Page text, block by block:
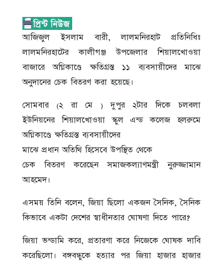
আজিজুল ইসলাম বারী, লালমনিরহাট প্রতিনিধিঃ
লালমনিরহাটের কালীগঞ্জ উপজেলার শিয়ালখোওয়া
বাজারে অগ্নিকাণ্ডে ক্ষতিগ্রস্ত ১১ ব্যবসায়ীদের মাঝে
অনুদানের চেক বিতরণ করা হয়েছে।
সোমবার (২ রা মে ) দুপুর ২টার দিকে চলবলা
ইউনিয়নের শিয়ালখোওয়া স্কুল এন্ড কলেজ হলরুমে
অগ্নিকাণ্ডে ক্ষতিগ্রস্ত ব্যবসায়ীদের
মাঝে প্রধান অতিথি হিসেবে উপস্থিত থেকে
চেক বিতরণ করেছেন সমাজকল্যাণমন্ত্রী নুরুজ্জামান
আহমেদ।
এসময় তিনি বলেন, জিয়া ছিলো একজন সৈনিক, সৈনিক
কিভাবে একটা দেশের স্বাধীনতার ঘোষণা দিতে পারে?
জিয়া ভন্ডামি করে, প্রতারণা করে নিজেকে ঘোষক দাবি
করেছিলো। বঙ্গবন্ধুকে হত্যার পর জিয়া হাজার হাজার